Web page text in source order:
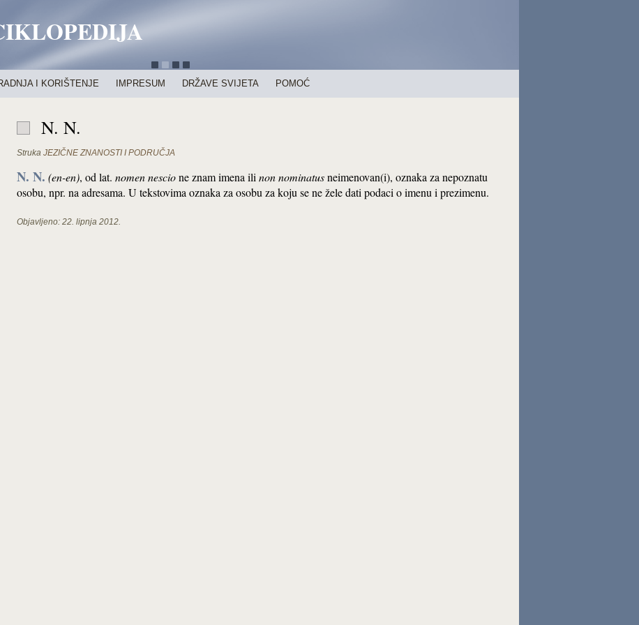
I KORIŠTENJE IMPRESUM DRŽAVE SVIJETA POMOĆ
N. N.
Struka JEZIČNE ZNANOSTI I PODRUČJA
N. N. (en-en), od lat. nomen nescione znam imena ili non nominatusneimenovan(i), oznaka za nepoznatu
osobu, npr. na adresama. U tekstovima oznaka za osobu za koju se ne žele dati podaci o imenu i prezimenu.
Objavljeno: 22. lipnja 2012.